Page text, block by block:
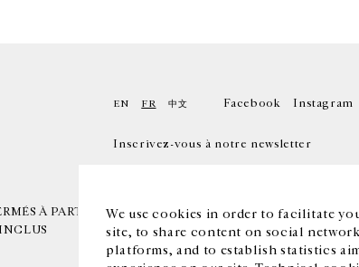
We use cookies in order to facilitate
site, to share content on social
platforms, and to establish statistics
À PARTIR
EN FR 中文 Facebook Instagram
Inscrivez-vous à notre newsletter